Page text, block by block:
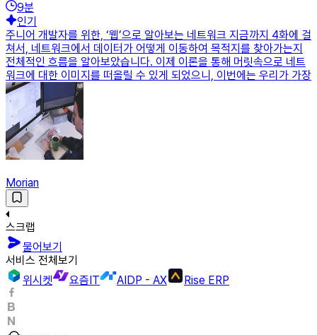
9분
인기
주니어 개발자를 위한, ‘웹’으로 알아보는 네트워크 지금까지 4화에 걸
쳐서, 네트워크에서 데이터가 어떻게 이동하여 목적지를 찾아가는지
전체적인 흐름을 알아보았습니다. 이제 이론을 통해 머릿속으로 네트
워크에 대한 이미지를 떠올릴 수 있게 되었으니, 이번에는 우리가 가장
Morian
스크랩
물어보기
서비스 전체보기
위시켓
요즘IT AIDP - AX Rise ERP